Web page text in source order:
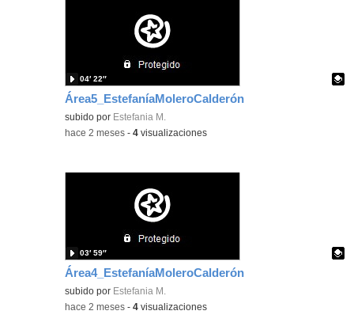
Área5_EstefaníaMoleroCalderón
Contenido educativo.
subido por Estefania M.
04′ 22″
-hace 2 meses -4 visualizaciones
Área4_EstefaníaMoleroCalderón
Contenido educativo.
subido por Estefania M.
03′ 59″
-hace 2 meses -4 visualizaciones